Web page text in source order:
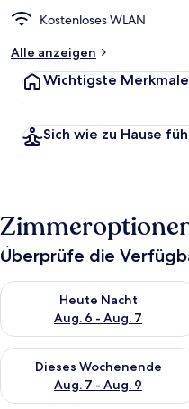
Kostenloses WLAN
Alle anzeigen
Wichtigste Merkmale
Sich wie zu Hause
Überprüfe die
Heute Nacht
Aug. 6 - Aug. 7
Überprüfe die Verfügbarkeit
Dieses Wochenende
Aug. 7 - Aug. 9
Überprüfe die Verfügbarkeit